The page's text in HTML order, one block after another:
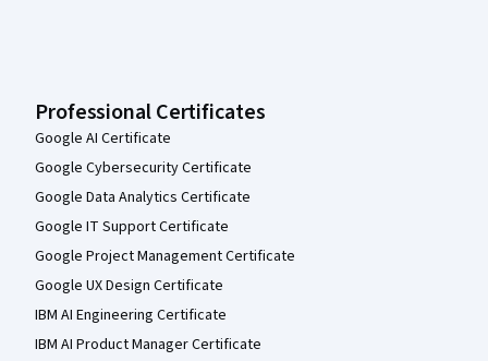
Professional Certificates
Google AI Certificate
Google Cybersecurity Certificate
Google Data Analytics Certificate
Google IT Support Certificate
Google Project Management Certificate
Google UX Design Certificate
IBM AI Engineering Certificate
IBM AI Product Manager Certificate